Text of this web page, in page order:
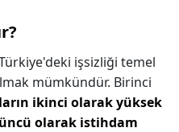
işsizliği temel
mümkündür. Birinci
ikinci olarak yüksek
olarak istihdam